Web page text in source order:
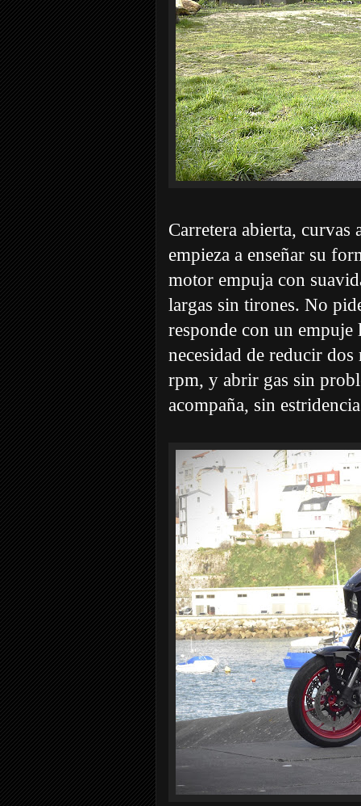
Carretera abierta,
empieza a enseñar su
motor empuja con
largas sin tirones. No
responde con un empuje
necesidad de reducir
rpm, y abrir gas sin
acompaña, sin